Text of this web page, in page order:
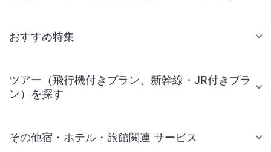
おすすめ特集
ツアー（飛行機付きプラン、新幹線・JR付きプラ
ン）を探す
その他宿・ホテル・旅館関連 サービス